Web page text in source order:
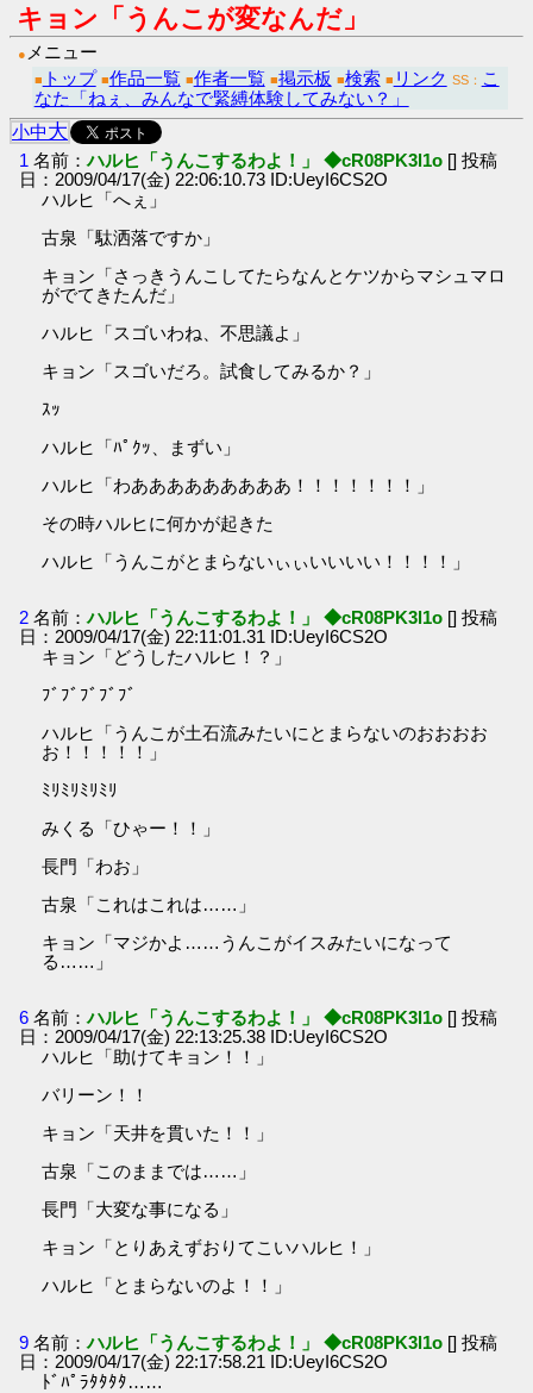
キョン「うんこが変なんだ」
● メニュー
■ トップ ■作品一覧 ■作者一覧 ■掲示板 ■検索 ■ リンク SS： こ
なた「ねぇ、みんなで緊縛体験してみない？」
小中大
1 名前：ハルヒ「うんこするわよ！」 ◆cR08PK3l1o [] 投稿
日：2009/04/17(金) 22:06:10.73 ID:UeyI6CS2O
ハルヒ「へぇ」
古泉「駄洒落ですか」
キョン「さっきうんこしてたらなんとケツからマシュマロ
がでてきたんだ」
ハルヒ「スゴいわね、不思議よ」
キョン「スゴいだろ。試食してみるか？」
ｽｯ
ハルヒ「ﾊﾟｸｯ、まずい」
ハルヒ「わあああああああああ！！！！！！！」
その時ハルヒに何かが起きた
ハルヒ「うんこがとまらないぃぃいいいい！！！！」
2 名前：ハルヒ「うんこするわよ！」 ◆cR08PK3l1o [] 投稿
日：2009/04/17(金) 22:11:01.31 ID:UeyI6CS2O
キョン「どうしたハルヒ！？」
ﾌﾞﾌﾞﾌﾞﾌﾞﾌﾞ
ハルヒ「うんこが土石流みたいにとまらないのおおおお
お！！！！！」
ﾐﾘﾐﾘﾐﾘﾐﾘ
みくる「ひゃー！！」
長門「わお」
古泉「これはこれは……」
キョン「マジかよ……うんこがイスみたいになって
る……」
6 名前：ハルヒ「うんこするわよ！」 ◆cR08PK3l1o [] 投稿
日：2009/04/17(金) 22:13:25.38 ID:UeyI6CS2O
ハルヒ「助けてキョン！！」
バリーン！！
キョン「天井を貫いた！！」
古泉「このままでは……」
長門「大変な事になる」
キョン「とりあえずおりてこいハルヒ！」
ハルヒ「とまらないのよ！！」
9 名前：ハルヒ「うんこするわよ！」 ◆cR08PK3l1o [] 投稿
日：2009/04/17(金) 22:17:58.21 ID:UeyI6CS2O
ﾄﾞﾊﾟﾗﾀﾀﾀﾀ……